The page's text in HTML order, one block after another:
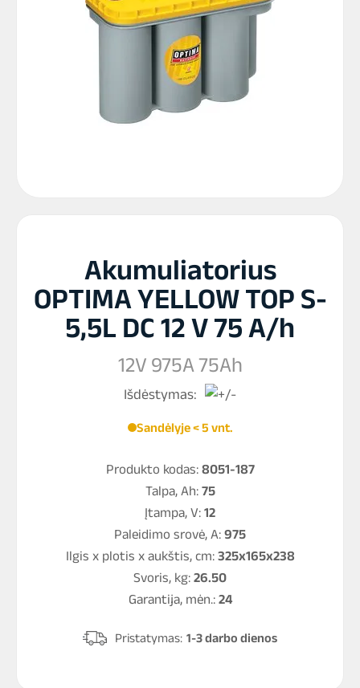
Akumuliatorius
OPTIMA YELLOW TOP S-
5,5L DC 12 V 75 A/h
12V 975A 75Ah
Išdėstymas:
Sandėlyje < 5 vnt.
Produkto kodas: 8051-187
Talpa, Ah: 75
Įtampa, V: 12
Paleidimo srovė, A: 975
Ilgis x plotis x aukštis, cm: 325x165x238
Svoris, kg: 26.50
Garantija, mėn.: 24
Pristatymas: 1-3 darbo dienos